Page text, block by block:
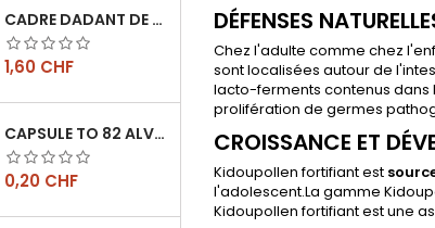
CADRE DADANT DE CORPS FILÉ VERTICAL
Prix
1,60 CHF
CAPSULE TO 82 ALVÉOLES
Prix
0,20 CHF
DÉFENSES
Chez l'adulte comme chez
sont localisées autour de
lacto-ferments contenus dans
prolifération de germes
CROISSANCE ET
Kidoupollen fortifiant est
l'adolescent.La gamme
Kidoupollen fortifiant est une